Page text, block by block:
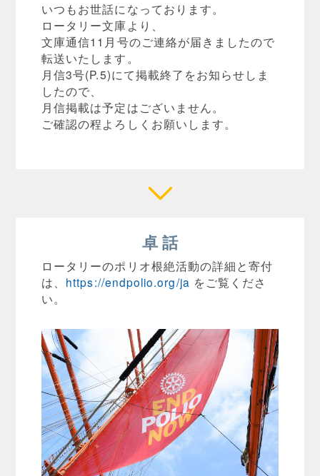
いつもお世話になっております。
ロータリー文庫より、
文庫通信11月号のご連絡が届きましたので
転送いたします。
月信3号(P.5)にて掲載終了をお知らせしま
したので、
月信掲載は予定はございません。
ご確認の程よろしくお願いします。
卓 話
ロータリーのポリオ根絶活動の詳細と寄付
は、 https://endpolio.org/ja をご覧くださ
い。